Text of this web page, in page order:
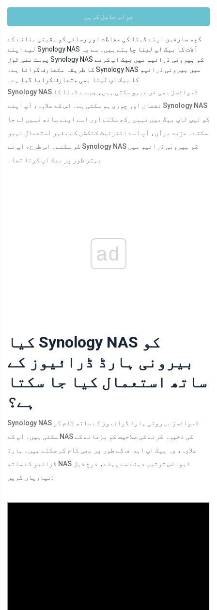
جواب حاصل کریں
کچھ صارفین اپنے ڈیٹا کی حفاظت اور رسائی کو یقینی بنانے کے
لیے اپنے Synology NAS آلات کا بیک اپ لینا چاہتے ہیں۔ سے یہ
پوسٹ منی ٹول Synology NAS کو بیرونی ڈرائیو میں بیک اپ کرنے
کا طریقہ متعارف کراتا ہے۔ Synology NAS میں بیرونی ڈرائیو
کا بیک اپ لینا بھی متعارف کرایا گیا ہے۔
Synology NAS ڈیوائسز بھی خراب ہو سکتی ہیں، جس سے ڈیٹا کا
نقصان اور چوری ہو سکتی ہے۔ اس کے علاوہ، آپ اپنے Synology NAS
کو لیپ ٹاپ بیگ میں نہیں رکھ سکتے اور اسے اپنے ساتھ نہیں لے جا
سکتے۔ مزید برآں، آپ اسے انٹرنیٹ کنکشن کے بغیر استعمال نہیں
کر سکتے۔ اس طرح، آپ نے Synology NAS کو بیرونی ڈرائیو میں
بہتر طور پر بیک اپ کرنا تھا۔
ad
کیا Synology NAS کو
بیرونی ہارڈ ڈرائیوز کے
ساتھ استعمال کیا جا سکتا
ہے؟
Synology NAS ڈیوائسز بیرونی ہارڈ ڈرائیوز کے ساتھ کام کر
سکتی ہیں۔ آپ کے NAS کی ذخیرہ کرنے کی صلاحیت کو بڑھانے کے
علاوہ، وہ بیک اپ اہداف کے طور پر بھی کام کر سکتے ہیں۔ ہارڈ
ڈرائیو کے ساتھ NAS ڈیوائس ترتیب دینے سے پہلے، درج ذیل
تیاریاں کریں: